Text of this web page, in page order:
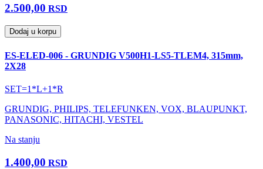
2.500,00 RSD
Dodaj u korpu
ES-ELED-006 - GRUNDIG V500H1-LS5-TLEM4, 315mm,
2X28
SET=1*L+1*R
GRUNDIG, PHILIPS, TELEFUNKEN, VOX, BLAUPUNKT,
PANASONIC, HITACHI, VESTEL
Na stanju
1.400,00 RSD